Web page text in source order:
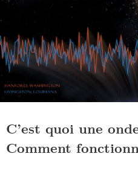
C’est quoi une
Comment